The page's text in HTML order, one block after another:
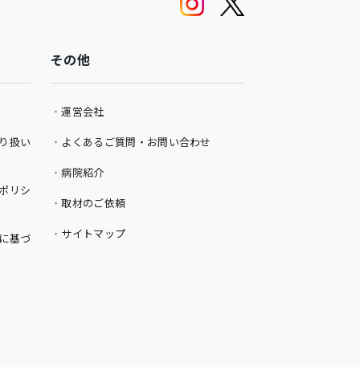
扱い
リシ
基づ
その他
運営会社
よくあるご質問・お問い合わせ
病院紹介
取材のご依頼
サイトマップ